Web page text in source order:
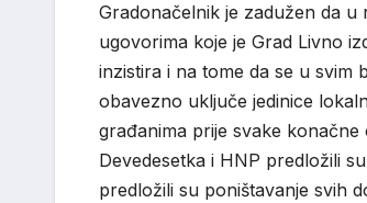
Gradonačelnik je zadužen da u
ugovorima koje je Grad Livno
inzistira i na tome da se u svim
obavezno uključe jedinice
građanima prije svake konačne
Devedesetka i HNP predložili
predložili su poništavanje svih